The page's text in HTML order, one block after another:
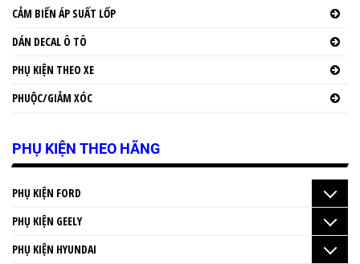
CẢM BIẾN ÁP SUẤT LỐP
DÁN DECAL Ô TÔ
PHỤ KIỆN THEO XE
PHUỘC/GIẢM XÓC
PHỤ KIỆN THEO HÃNG
PHỤ KIỆN FORD
PHỤ KIỆN GEELY
PHỤ KIỆN HYUNDAI